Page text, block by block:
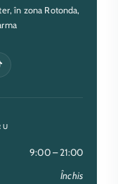
în zona Rotonda,
9:00 – 21:00
Închis